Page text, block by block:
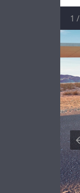
1 /